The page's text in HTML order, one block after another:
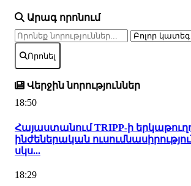
Արագ որոնում
Որոնել
Վերջին նորություններ
18:50
Հայաստանում TRIPP-ի
ինժեներական
սկս...
18:29